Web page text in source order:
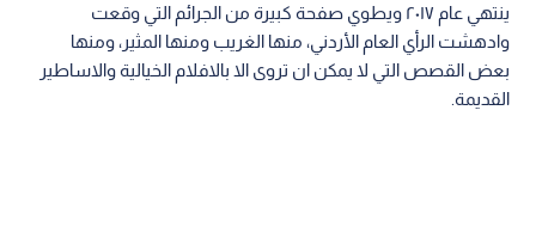
ينتهي عام ٢٠١٧ ويطوي صفحة كبيرة من الجرائم التي وقعت
وادهشت الرأي العام الأردني، منها الغريب ومنها المثير، ومنها
بعض القصص التي لا يمكن ان تروى الا بالافلام الخيالية والاساطير
القديمة.